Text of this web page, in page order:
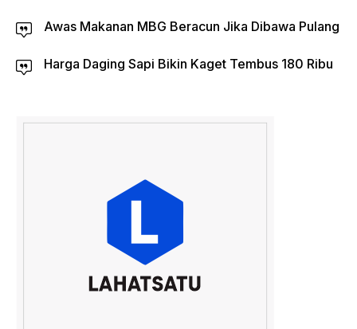
Awas Makanan MBG Beracun Jika Dibawa Pulang
Harga Daging Sapi Bikin Kaget Tembus 180 Ribu